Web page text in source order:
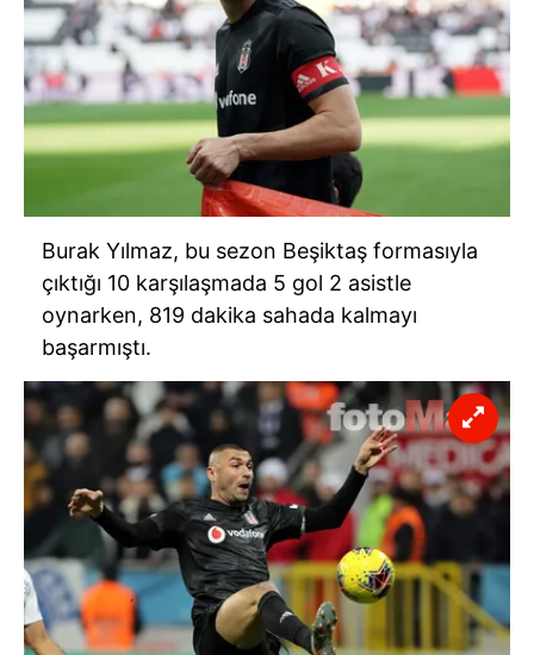
Burak Yılmaz, bu sezon Beşiktaş formasıyla
çıktığı 10 karşılaşmada 5 gol 2 asistle
oynarken, 819 dakika sahada kalmayı
başarmıştı.